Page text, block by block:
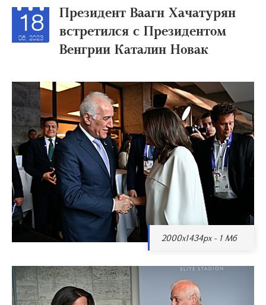
18
06, 2023
Президент Ваагн Хачатурян
встретился с Президентом
Венгрии Каталин Новак
2000x1434px - 1 Мб